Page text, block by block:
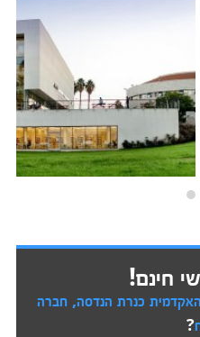
חינם!
כנרת הנדסה, חברה
?